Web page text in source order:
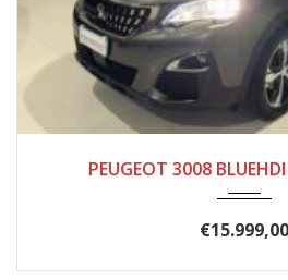
PEUGEOT 3008
€15.999,00